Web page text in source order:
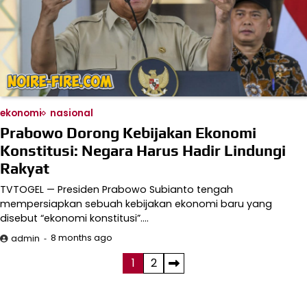
ekonomi nasional
Prabowo Dorong Kebijakan Ekonomi
Konstitusi: Negara Harus Hadir Lindungi
Rakyat
TVTOGEL — Presiden Prabowo Subianto tengah
mempersiapkan sebuah kebijakan ekonomi baru yang
disebut “ekonomi konstitusi”.…
admin 8 months ago
1 2